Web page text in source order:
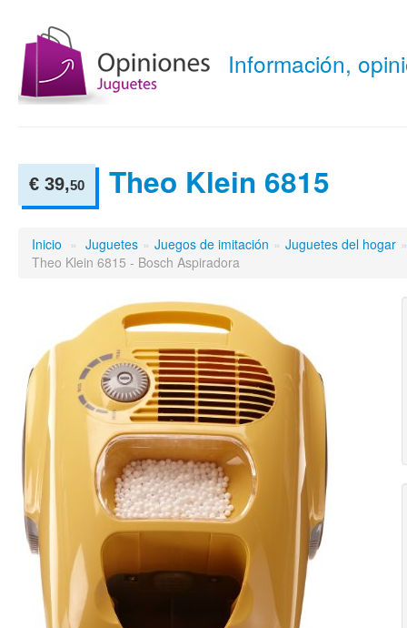
Información,
€ 39,50 Theo Klein 6815
Inicio » Juguetes » Juegos de imitación » Juguetes del hogar »
Theo Klein 6815 - Bosch Aspiradora